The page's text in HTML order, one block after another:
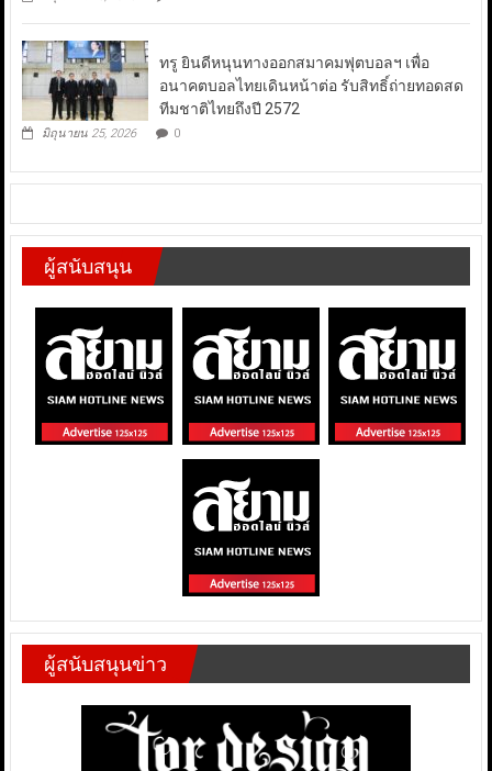
ทรู ยินดีหนุนทางออกสมาคมฟุตบอลฯ เพื่อ
อนาคตบอลไทยเดินหน้าต่อ รับสิทธิ์ถ่ายทอดสด
ทีมชาติไทยถึงปี 2572
มิถุนายน 25, 2026 0
ผู้สนับสนุน
ผู้สนับสนุนข่าว